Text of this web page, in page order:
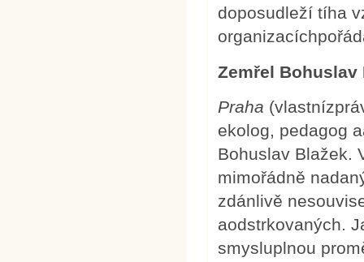
doposudleží tíha
Zemřel Bohuslav
Praha
ekolog, pedagog
Bohuslav Blažek.
mimořádně
zdánlivě
aodstrkovaných.
smysluplnou